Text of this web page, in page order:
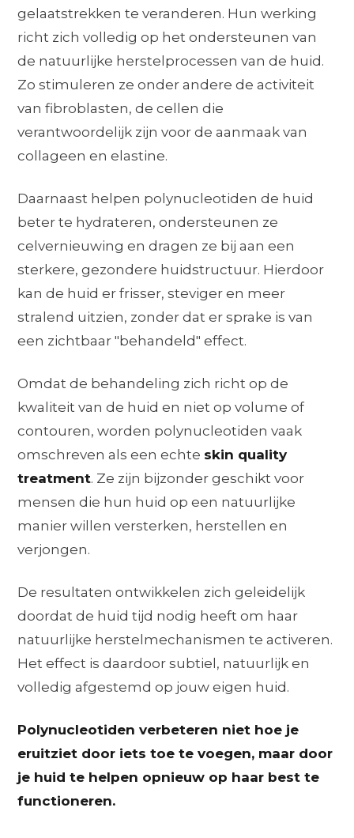
gelaatstrekken te veranderen. Hun werking
richt zich volledig op het ondersteunen van
de natuurlijke herstelprocessen van de huid.
Zo stimuleren ze onder andere de activiteit
van fibroblasten, de cellen die
verantwoordelijk zijn voor de aanmaak van
collageen en elastine.
Daarnaast helpen polynucleotiden de huid
beter te hydrateren, ondersteunen ze
celvernieuwing en dragen ze bij aan een
sterkere, gezondere huidstructuur. Hierdoor
kan de huid er frisser, steviger en meer
stralend uitzien, zonder dat er sprake is van
een zichtbaar "behandeld" effect.
Omdat de behandeling zich richt op de
kwaliteit van de huid en niet op volume of
contouren, worden polynucleotiden vaak
omschreven als een echte skin quality
treatment. Ze zijn bijzonder geschikt voor
mensen die hun huid op een natuurlijke
manier willen versterken, herstellen en
verjongen.
De resultaten ontwikkelen zich geleidelijk
doordat de huid tijd nodig heeft om haar
natuurlijke herstelmechanismen te activeren.
Het effect is daardoor subtiel, natuurlijk en
volledig afgestemd op jouw eigen huid.
Polynucleotiden verbeteren niet hoe je
eruitziet door iets toe te voegen, maar door
je huid te helpen opnieuw op haar best te
functioneren.